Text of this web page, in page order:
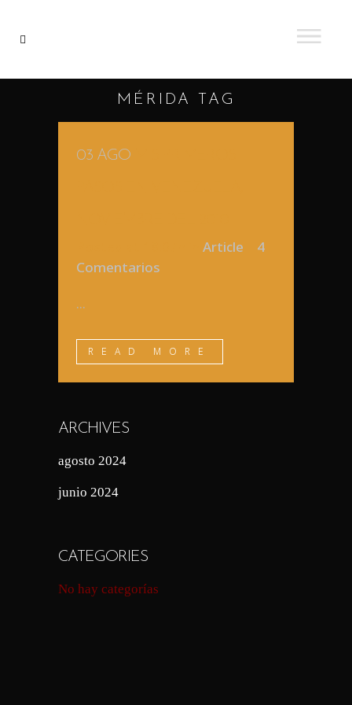
MÉRIDA TAG
03 AGO
Article
4
Comentarios
...
READ MORE
ARCHIVES
agosto 2024
junio 2024
CATEGORIES
No hay categorías